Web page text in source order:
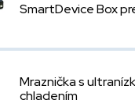
SmartDevice Box
Mraznička s
chladením